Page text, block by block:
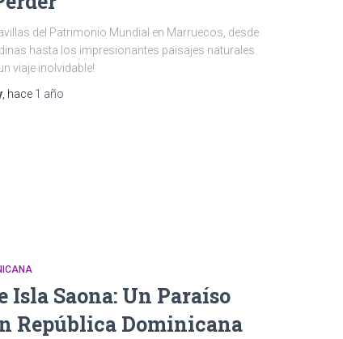
del Patrimonio Mundial en Marruecos, desde
hasta los impresionantes paisajes naturales.
viaje inolvidable!
, hace 1 año
Isla Saona: Un Paraíso
República Dominicana